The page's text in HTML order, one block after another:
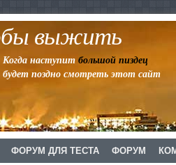
выжить
Когда наступит большой пиздец
будет поздно смотреть этот сайт
ФОРУМ ДЛЯ ТЕСТА ФОРУМ